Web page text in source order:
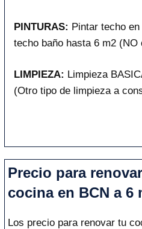
PINTURAS: Pintar techo
techo baño hasta 6 m2
LIMPIEZA: Limpieza
(Otro tipo de limpieza a
Precio para
cocina en BCN a 6
Los precio para renovar tu